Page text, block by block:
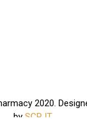
2020.
by SCP IT